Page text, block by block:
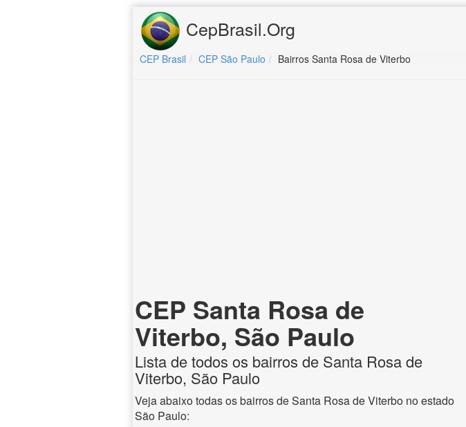
CepBrasil.Org
CEP Brasil CEP São Paulo Bairros Santa Rosa de Viterbo
CEP Santa Rosa de
Viterbo, São Paulo
Lista de todos os bairros de Santa Rosa de
Viterbo, São Paulo
Veja abaixo todas os bairros de Santa Rosa de Viterbo no estado
São Paulo: